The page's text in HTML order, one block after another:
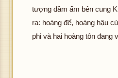
tượng đầm ấm bên cung
ra: hoàng đế, hoàng hậu
phi và hai hoàng tôn đang